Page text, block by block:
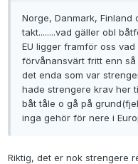
Norge, Danmark, Finland
takt........vad gäller obl
EU ligger framför oss
förvånansvärt fritt enn så
det enda som var
hade strengere krav her
båt tåle o gå på
inga gehör för nere i
Riktig, det er nok strengere